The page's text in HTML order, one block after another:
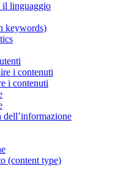
il linguaggio
keywords)
i contenuti
i contenuti
dell’informazione
(content type)